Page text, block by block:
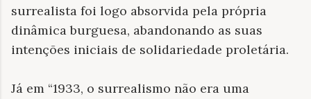
surrealista foi logo absorvida pela própria
dinâmica burguesa, abandonando as suas
intenções iniciais de solidariedade proletária.
Já em “1933, o surrealismo não era uma